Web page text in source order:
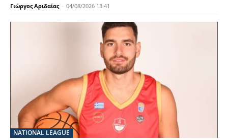
Γιώργος Αριδαίας - 04/08/2026 13:41
NATIONAL LEAGUE